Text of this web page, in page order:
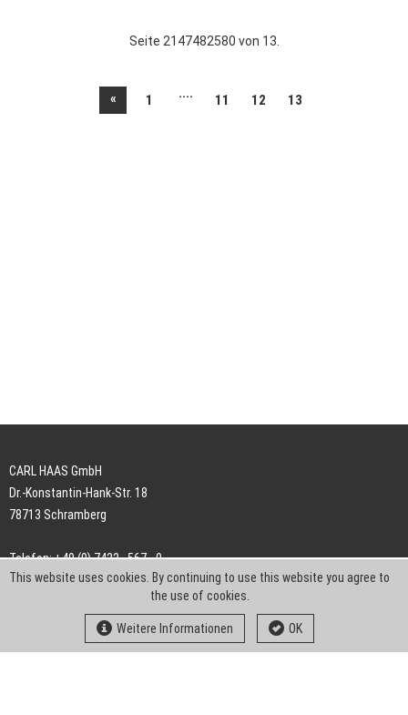
Seite 2147482580 von 13.
« 1 .... 11 12 13
CARL HAAS GmbH
Dr.-Konstantin-Hank-Str. 18
78713 Schramberg
Telefon: +49 (0) 7422 . 567 - 0
Telefax: +49 (0) 7422 . 567 - 239
info-ch@kern-liebers.com
This website uses cookies. By continuing to use this website you agree to
the use of cookies.
Weitere Informationen OK